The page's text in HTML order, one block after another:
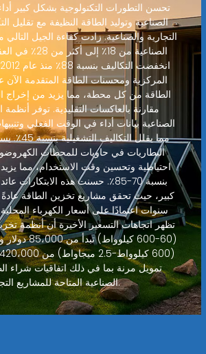
تحسن التطورات التكنولوجية بشكل كبير
الصناعية وتوليد الطاقة النظيفة مع تقليل
التجارية والصناعية. زادت كفاءة الجيل
الصناعية من 18٪
المركزية ومحسنات الطاقة المتقدمة
مقارنة بالعاكسات التقليدية. توفر أنظمة
الصناعية بيانات أداء في الوقت الفعلي
مما يقلل
البطاريات في حاويات للمحطات
احتياطية وتحسين وقت الاستخدام، مما
بنسبة 70-85٪. حسنت هذه الابتكارات
سنوات اعتمادًا على أسعار الكهرباء
تظهر اتجاهات التسعير الأخيرة أن أنظمة
(60-600
تمويل مرنة بما في ذلك اتفاقيات شراء
الصناعية المتاحة للمشاريع التجارية.